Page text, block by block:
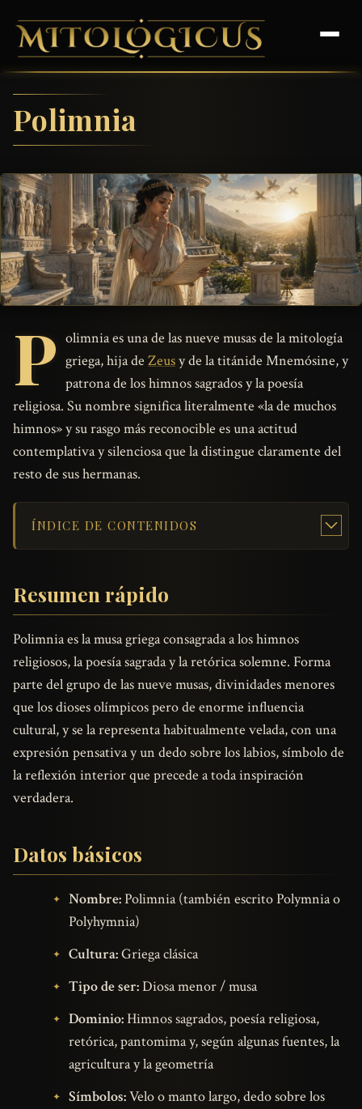
Polimnia
P olimnia es una de las nueve musas de la mitología
griega, hija deZeusy de la titánide Mnemósine, y
patrona de los himnos sagrados y la poesía
religiosa. Su nombre significa literalmente «la de muchos
himnos» y su rasgo más reconocible es una actitud
contemplativa y silenciosa que la distingue claramente del
resto de sus hermanas.
ÍNDICE DE CONTENIDOS
Resumen rápido
Polimnia es la musa griega consagrada a los himnos
religiosos, la poesía sagrada y la retórica solemne. Forma
parte del grupo de las nueve musas, divinidades menores
que los dioses olímpicos pero de enorme influencia
cultural, y se la representa habitualmente velada, con una
expresión pensativa y un dedo sobre los labios, símbolo de
la reflexión interior que precede a toda inspiración
verdadera.
Datos básicos
Nombre:Polimnia (también escrito Polymnia o
Polyhymnia)
Cultura:Griega clásica
Tipo de ser:Diosa menor / musa
Dominio:Himnos sagrados, poesía religiosa,
retórica, pantomima y, según algunas fuentes, la
agricultura y la geometría
Símbolos:Velo o manto largo, dedo sobre los